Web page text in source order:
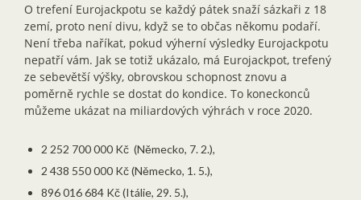
O trefení Eurojackpotu se každý pátek snaží sázkaři z 18
zemí, proto není divu, když se to občas někomu podaří.
Není třeba naříkat, pokud výherní výsledky Eurojackpotu
nepatří vám. Jak se totiž ukázalo, má Eurojackpot, trefený
ze sebevětší výšky, obrovskou schopnost znovu a
poměrně rychle se dostat do kondice. To koneckonců
můžeme ukázat na miliardových výhrách v roce 2020.
2 252 700 000 Kč (Německo, 7. 2.),
2 438 550 000 Kč (Německo, 1. 5.),
896 016 684 Kč (Itálie, 29. 5.),